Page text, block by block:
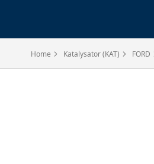
Home Katalysator (KAT) FORD